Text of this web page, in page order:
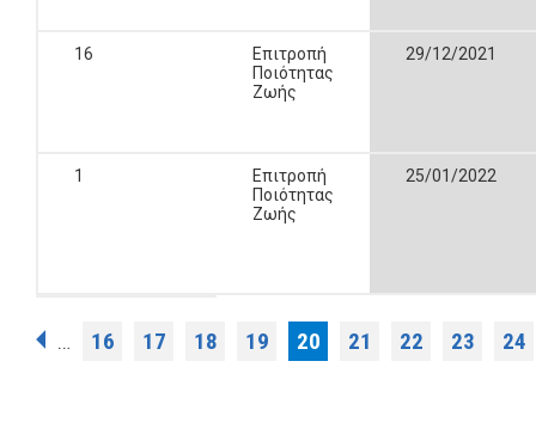
16
Επιτροπή
Ποιότητας
Ζωής
29/12/2021
1
Επιτροπή
Ποιότητας
Ζωής
25/01/2022
Σελίδες
… 16 17 18 19 20 21 22 23 24